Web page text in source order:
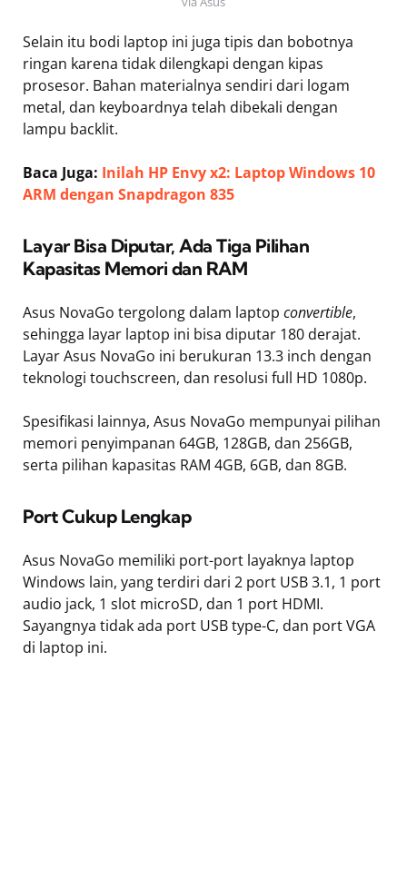
Selain itu bodi laptop ini juga tipis dan bobotnya
ringan karena tidak dilengkapi dengan kipas
prosesor. Bahan materialnya sendiri dari logam
metal, dan keyboardnya telah dibekali dengan
lampu backlit.
Baca Juga: Inilah HP Envy x2: Laptop Windows 10
ARM dengan Snapdragon 835
Layar Bisa Diputar, Ada Tiga Pilihan
Kapasitas Memori dan RAM
Asus NovaGo tergolong dalam laptop convertible,
sehingga layar laptop ini bisa diputar 180 derajat.
Layar Asus NovaGo ini berukuran 13.3 inch dengan
teknologi touchscreen, dan resolusi full HD 1080p.
Spesifikasi lainnya, Asus NovaGo mempunyai pilihan
memori penyimpanan 64GB, 128GB, dan 256GB,
serta pilihan kapasitas RAM 4GB, 6GB, dan 8GB.
Port Cukup Lengkap
Asus NovaGo memiliki port-port layaknya laptop
Windows lain, yang terdiri dari 2 port USB 3.1, 1 port
audio jack, 1 slot microSD, dan 1 port HDMI.
Sayangnya tidak ada port USB type-C, dan port VGA
di laptop ini.